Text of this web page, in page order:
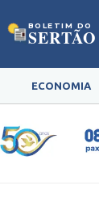
BOLETIM DO
SERTÃO
ECONOMIA